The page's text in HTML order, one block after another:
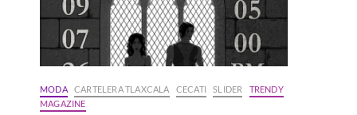
MODA CARTELERA TLAXCALA CECATI SLIDER
TRENDY
MAGAZINE